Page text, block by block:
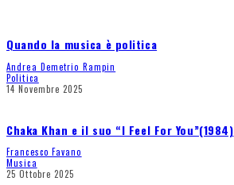
Quando la musica è politica
Andrea Demetrio Rampin
Politica
14 Novembre 2025
Chaka Khan e il suo “I Feel For You”(1984)
Francesco Favano
Musica
25 Ottobre 2025